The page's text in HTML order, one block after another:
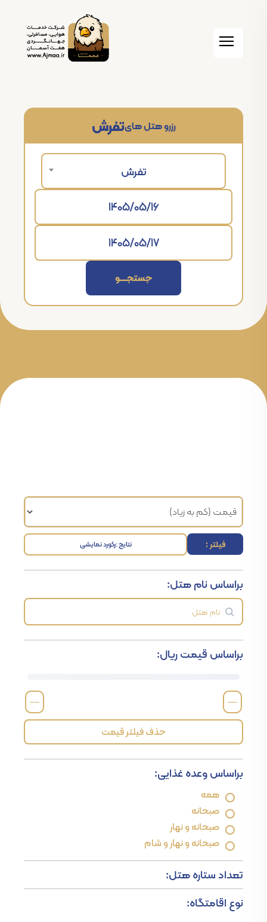
تفرشرزرو هتل های
تفرش
جستجــــــو
فیلتر : نتایج :رکورد نمایشی
براساس نام هتل:
براساس قیمت ریال:
—
—
حذف فیلتر قیمت
براساس وعده غذایی:
همه
صبحانه
صبحانه و نهار
صبحانه و نهار و شام
تعداد ستاره هتل:
نوع اقامتگاه: